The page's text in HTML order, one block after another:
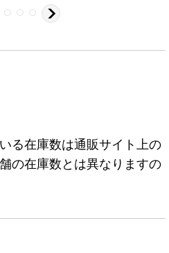
る在庫数は通販サイト上の
の在庫数とは異なりますの